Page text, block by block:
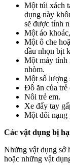
Một túi xách
dụng này
sẽ được tính
Một áo
Một ô che
đầu nhọn bịt
Một máy tính
nhòm.
Một số lượng
Đồ ăn của trẻ
Nôi trẻ em.
Xe đẩy tay
Một đôi nạng
Các vật dụng bị
Những vật dụng sở
hoặc những vật